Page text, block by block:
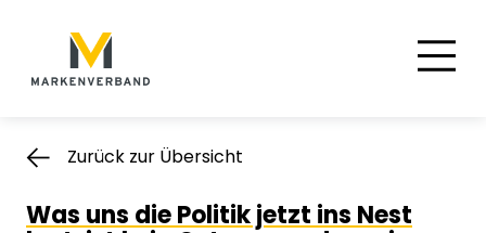
Hauptnavigation
Zurück zur Übersicht
Was uns die Politik jetzt ins Nest